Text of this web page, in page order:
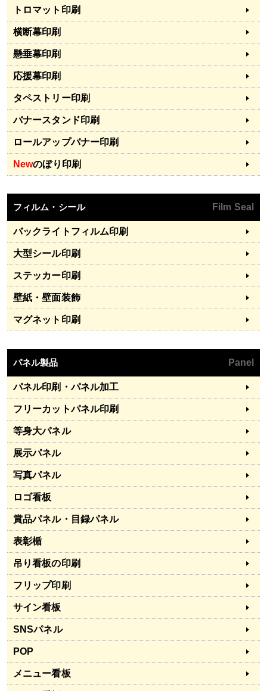
トロマット印刷
横断幕印刷
懸垂幕印刷
応援幕印刷
タペストリー印刷
バナースタンド印刷
ロールアップバナー印刷
Newのぼり印刷
フィルム・シール Film Seal
バックライトフィルム印刷
大型シール印刷
ステッカー印刷
壁紙・壁面装飾
マグネット印刷
パネル製品 Panel
パネル印刷・パネル加工
フリーカットパネル印刷
等身大パネル
展示パネル
写真パネル
ロゴ看板
賞品パネル・目録パネル
表彰楯
吊り看板の印刷
フリップ印刷
サイン看板
SNSパネル
POP
メニュー看板